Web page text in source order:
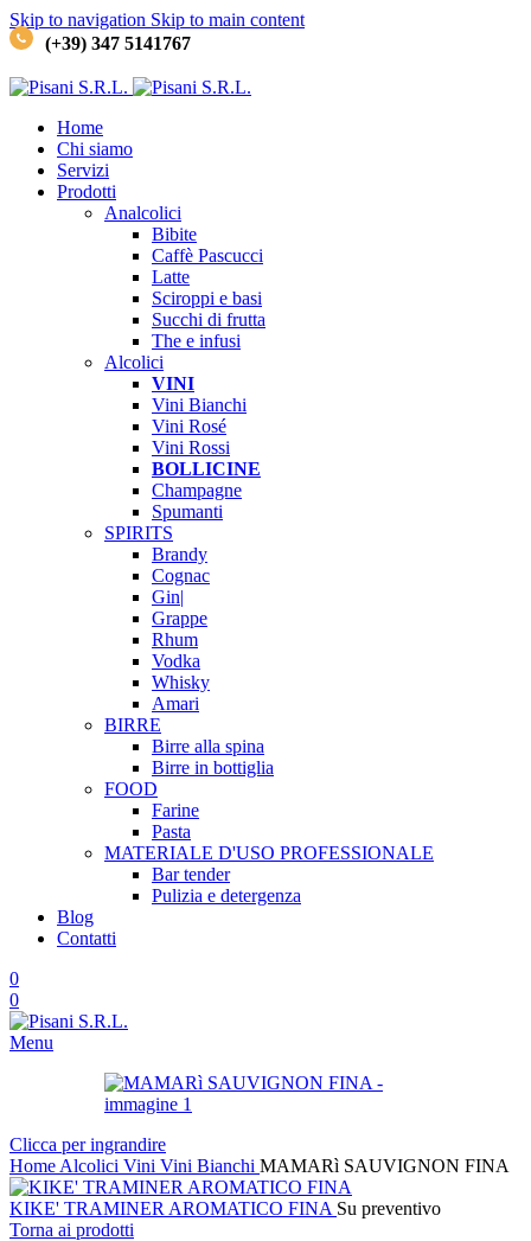
Skip to navigation Skip to main content
(+39) 347 5141767
Home
Chi siamo
Servizi
Prodotti
Analcolici
Bibite
Caffè Pascucci
Latte
Sciroppi e basi
Succhi di frutta
The e infusi
Alcolici
VINI
Vini Bianchi
Vini Rosé
Vini Rossi
BOLLICINE
Champagne
Spumanti
SPIRITS
Brandy
Cognac
Gin|
Grappe
Rhum
Vodka
Whisky
Amari
BIRRE
Birre alla spina
Birre in bottiglia
FOOD
Farine
Pasta
MATERIALE D'USO PROFESSIONALE
Bar tender
Pulizia e detergenza
Blog
Contatti
0
0
Menu
Clicca per ingrandire
Home Alcolici Vini Vini Bianchi MAMARì SAUVIGNON FINA
KIKE' TRAMINER AROMATICO FINA Su preventivo
Torna ai prodotti